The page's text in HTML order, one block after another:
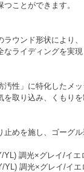
ことができます。
ウンド形状により、
ライディングを実現
性」に特化したメッ
取り込み、くもりを
めを施し、ゴーグル
YL) 調光×グレイ/イエ
YL) 調光×グレイ/イエ